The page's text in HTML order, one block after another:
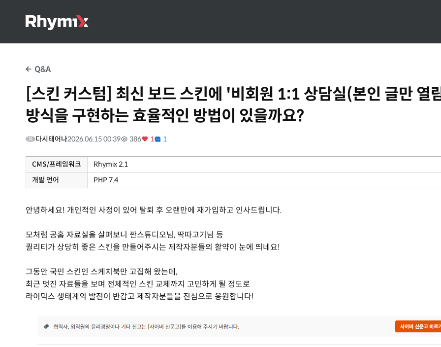
Q&A
[스킨 커스텀] 최신 보드 스킨에 '비회원 1:1 상담실(본인 글만 열
방식을 구현하는 효율적인 방법이 있을까요?
다시태어나2026.06.15 00:39 386 1 1
CMS/프레임워크
Rhymix 2.1
개발 언어
PHP 7.4
안녕하세요! 개인적인 사정이 있어 탈퇴 후 오랜만에 재가입하고 인사드립니다.
모처럼 공홈 자료실을 살펴보니 짠스튜디오님, 딱따고기님 등
퀄리티가 상당히 좋은 스킨을 만들어주시는 제작자분들의 활약이 눈에 띄네요!
그동안 국민 스킨인 스케치북만 고집해 왔는데,
최근 멋진 자료들을 보며 전체적인 스킨 교체까지 고민하게 될 정도로
라이믹스 생태계의 발전이 반갑고 제작자분들을 진심으로 응원합니다!